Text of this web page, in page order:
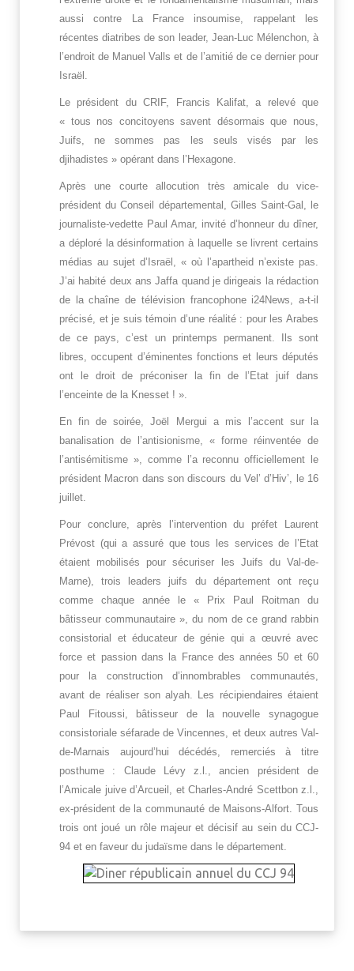
aussi contre La France insoumise, rappelant les
récentes diatribes de son leader, Jean-Luc Mélenchon, à
l’endroit de Manuel Valls et de l’amitié de ce dernier pour
Israël.
Le président du CRIF, Francis Kalifat, a relevé que
« tous nos concitoyens savent désormais que nous,
Juifs, ne sommes pas les seuls visés par les
djihadistes » opérant dans l’Hexagone.
Après une courte allocution très amicale du vice-
président du Conseil départemental, Gilles Saint-Gal, le
journaliste-vedette Paul Amar, invité d’honneur du dîner,
a déploré la désinformation à laquelle se livrent certains
médias au sujet d’Israël, « où l’apartheid n’existe pas.
J’ai habité deux ans Jaffa quand je dirigeais la rédaction
de la chaîne de télévision francophone i24News, a-t-il
précisé, et je suis témoin d’une réalité : pour les Arabes
de ce pays, c’est un printemps permanent. Ils sont
libres, occupent d’éminentes fonctions et leurs députés
ont le droit de préconiser la fin de l’Etat juif dans
l’enceinte de la Knesset ! ».
En fin de soirée, Joël Mergui a mis l’accent sur la
banalisation de l’antisionisme, « forme réinventée de
l’antisémitisme », comme l’a reconnu officiellement le
président Macron dans son discours du Vel’ d’Hiv’, le 16
juillet.
Pour conclure, après l’intervention du préfet Laurent
Prévost (qui a assuré que tous les services de l’Etat
étaient mobilisés pour sécuriser les Juifs du Val-de-
Marne), trois leaders juifs du département ont reçu
comme chaque année le « Prix Paul Roitman du
bâtisseur communautaire », du nom de ce grand rabbin
consistorial et éducateur de génie qui a œuvré avec
force et passion dans la France des années 50 et 60
pour la construction d’innombrables communautés,
avant de réaliser son alyah. Les récipiendaires étaient
Paul Fitoussi, bâtisseur de la nouvelle synagogue
consistoriale séfarade de Vincennes, et deux autres Val-
de-Marnais aujourd’hui décédés, remerciés à titre
posthume : Claude Lévy z.l., ancien président de
l’Amicale juive d’Arcueil, et Charles-André Scettbon z.l.,
ex-président de la communauté de Maisons-Alfort. Tous
trois ont joué un rôle majeur et décisif au sein du CCJ-
94 et en faveur du judaïsme dans le département.